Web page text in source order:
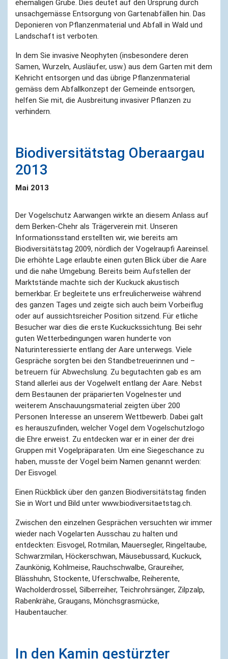
ehemaligen Grube. Dies deutet auf den Ursprung durch
unsachgemässe Entsorgung von Gartenabfällen hin. Das
Deponieren von Pflanzenmaterial und Abfall in Wald und
Landschaft ist verboten.
In dem Sie invasive Neophyten (insbesondere deren
Samen, Wurzeln, Ausläufer, usw.) aus dem Garten mit dem
Kehricht entsorgen und das übrige Pflanzenmaterial
gemäss dem Abfallkonzept der Gemeinde entsorgen,
helfen Sie mit, die Ausbreitung invasiver Pflanzen zu
verhindern.
Biodiversitätstag Oberaargau
2013
Mai 2013
Der Vogelschutz Aarwangen wirkte an diesem Anlass auf
dem Berken-Chehr als Trägerverein mit. Unseren
Informationsstand erstellten wir, wie bereits am
Biodiversitätstag 2009, nördlich der Vogelraupfi Aareinsel.
Die erhöhte Lage erlaubte einen guten Blick über die Aare
und die nahe Umgebung. Bereits beim Aufstellen der
Marktstände machte sich der Kuckuck akustisch
bemerkbar. Er begleitete uns erfreulicherweise während
des ganzen Tages und zeigte sich auch beim Vorbeiflug
oder auf aussichtsreicher Position sitzend. Für etliche
Besucher war dies die erste Kuckuckssichtung. Bei sehr
guten Wetterbedingungen waren hunderte von
Naturinteressierte entlang der Aare unterwegs. Viele
Gespräche sorgten bei den Standbetreuerinnen und –
betreuern für Abwechslung. Zu begutachten gab es am
Stand allerlei aus der Vogelwelt entlang der Aare. Nebst
dem Bestaunen der präparierten Vogelnester und
weiterem Anschauungsmaterial zeigten über 200
Personen Interesse an unserem Wettbewerb. Dabei galt
es herauszufinden, welcher Vogel dem Vogelschutzlogo
die Ehre erweist. Zu entdecken war er in einer der drei
Gruppen mit Vogelpräparaten. Um eine Siegeschance zu
haben, musste der Vogel beim Namen genannt werden:
Der Eisvogel.
Einen Rückblick über den ganzen Biodiversitätstag finden
Sie in Wort und Bild unter www.biodiversitaetstag.ch.
Zwischen den einzelnen Gesprächen versuchten wir immer
wieder nach Vogelarten Ausschau zu halten und
entdeckten: Eisvogel, Rotmilan, Mauersegler, Ringeltaube,
Schwarzmilan, Höckerschwan, Mäusebussard, Kuckuck,
Zaunkönig, Kohlmeise, Rauchschwalbe, Graureiher,
Blässhuhn, Stockente, Uferschwalbe, Reiherente,
Wacholderdrossel, Silberreiher, Teichrohrsänger, Zilpzalp,
Rabenkrähe, Graugans, Mönchsgrasmücke,
Haubentaucher.
In den Kamin gestürzter